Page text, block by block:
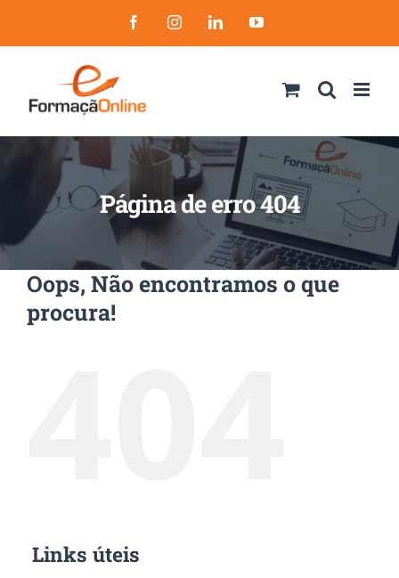
to
FacebookInstagramLinkedInYouTube
Página de erro 404
Oops, Não encontramos o que
procura!
Links úteis